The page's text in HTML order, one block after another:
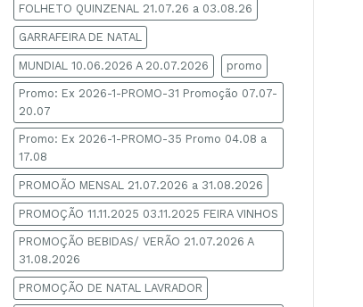
FOLHETO QUINZENAL 21.07.26 a 03.08.26
GARRAFEIRA DE NATAL
MUNDIAL 10.06.2026 A 20.07.2026 promo
Promo: Ex 2026-1-PROMO-31 Promoção 07.07-
20.07
Promo: Ex 2026-1-PROMO-35 Promo 04.08 a
17.08
PROMOÃO MENSAL 21.07.2026 a 31.08.2026
PROMOÇÃO 11.11.2025 03.11.2025 FEIRA VINHOS
PROMOÇÃO BEBIDAS/ VERÃO 21.07.2026 A
31.08.2026
PROMOÇÃO DE NATAL LAVRADOR